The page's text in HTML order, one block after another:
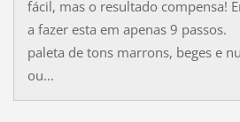
fácil, mas o resultado compensa!
a fazer esta em apenas 9
paleta de tons marrons, beges e
ou...